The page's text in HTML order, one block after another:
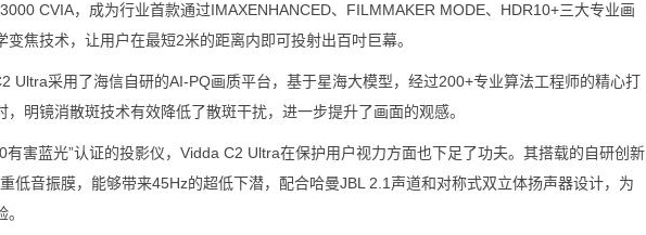
CVIA，成为行业首款通过IMAXENHANCED、FILMMAKER MODE、HDR10+三大专业画
焦技术，让用户在最短2米的距离内即可投射出百吋巨幕。
采用了海信自研的AI-PQ画质平台，基于星海大模型，经过200+专业算法工程师的精心打
明镜消散斑技术有效降低了散斑干扰，进一步提升了画面的观感。
害蓝光”认证的投影仪，Vidda C2 Ultra在保护用户视力方面也下足了功夫。其搭载的自研创新
低音振膜，能够带来45Hz的超低下潜，配合哈曼JBL 2.1声道和对称式双立体扬声器设计，为